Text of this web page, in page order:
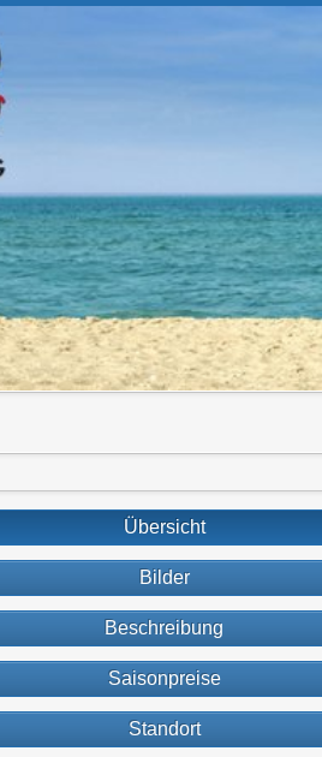
Übersicht
Bilder
Beschreibung
Saisonpreise
Standort